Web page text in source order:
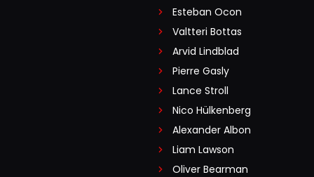
Esteban Ocon
Valtteri Bottas
Arvid Lindblad
Pierre Gasly
Lance Stroll
Nico Hülkenberg
Alexander Albon
Liam Lawson
Oliver Bearman